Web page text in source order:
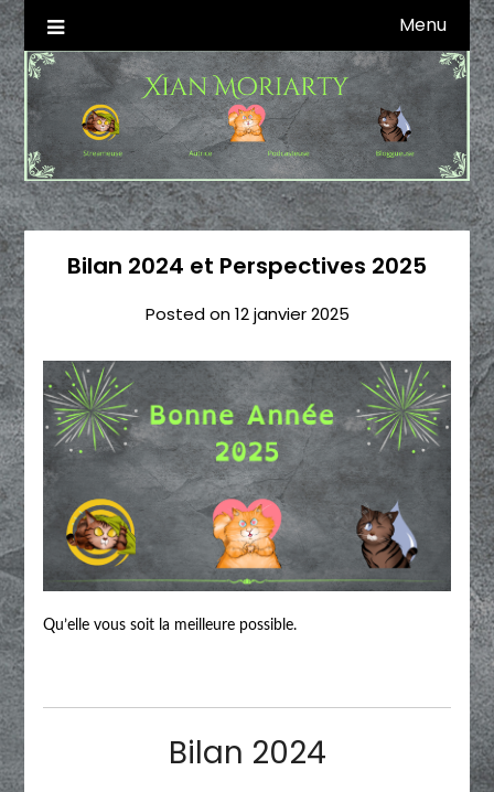
Skip
to
content
Xian Moriarty
Autrice SFFF & Blogueuse & Streameuse Menu
Bilan 2024 et Perspectives 2025
Posted on12 janvier 2025
Qu’elle vous soit la meilleure possible.
Bilan 2024